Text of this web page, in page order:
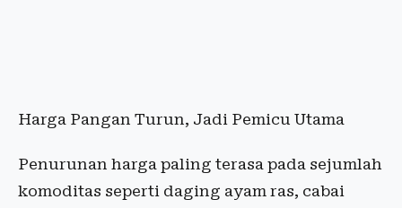
Harga Pangan Turun, Jadi Pemicu Utama
Penurunan harga paling terasa pada sejumlah
komoditas seperti daging ayam ras, cabai